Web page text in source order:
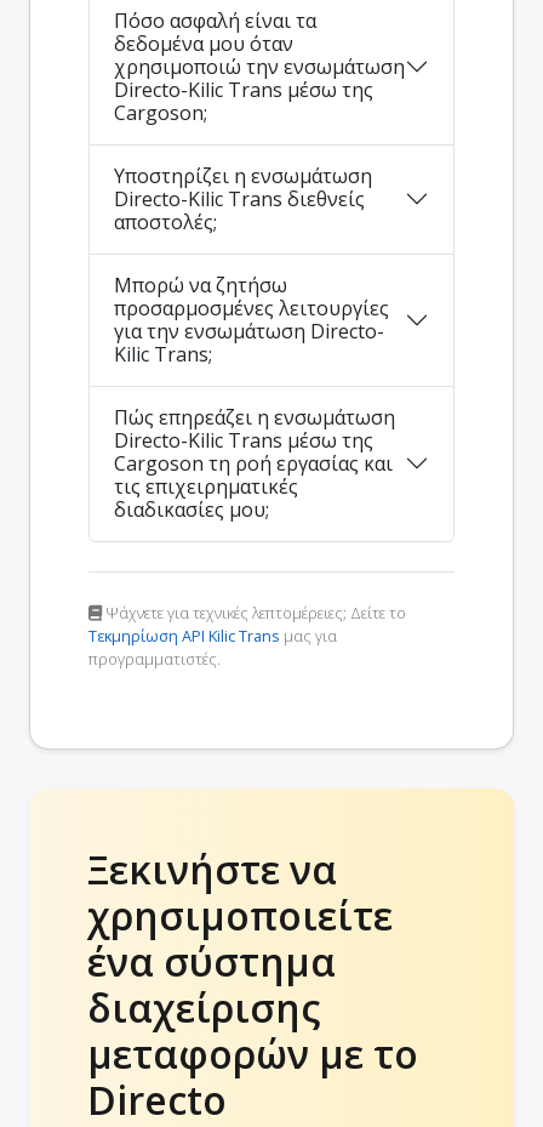
Πόσο ασφαλή είναι τα
δεδομένα μου όταν
χρησιμοποιώ την ενσωμάτωση
Directo-Kilic Trans μέσω της
Cargoson;
Υποστηρίζει η ενσωμάτωση
Directo-Kilic Trans διεθνείς
αποστολές;
Μπορώ να ζητήσω
προσαρμοσμένες λειτουργίες
για την ενσωμάτωση Directo-
Kilic Trans;
Πώς επηρεάζει η ενσωμάτωση
Directo-Kilic Trans μέσω της
Cargoson τη ροή εργασίας και
τις επιχειρηματικές
διαδικασίες μου;
Ψάχνετε για τεχνικές λεπτομέρειες; Δείτε το
Τεκμηρίωση API Kilic Trans μας για
προγραμματιστές.
Ξεκινήστε να
χρησιμοποιείτε
ένα σύστημα
διαχείρισης
μεταφορών με το
Directo